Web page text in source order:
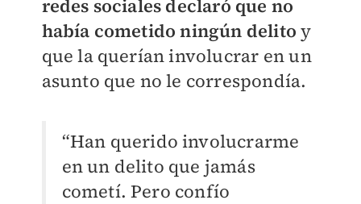
redes sociales declaró que no
había cometido ningún delitoy
que la querían involucrar en un
asunto que no le correspondía.
“Han querido involucrarme
en un delito que jamás
cometí. Pero confío